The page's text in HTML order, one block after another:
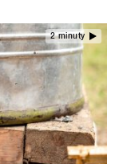
2 minuty